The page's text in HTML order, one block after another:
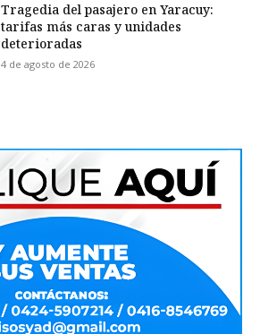
Tragedia del pasajero en Yaracuy:
tarifas más caras y unidades
deterioradas
4 de agosto de 2026